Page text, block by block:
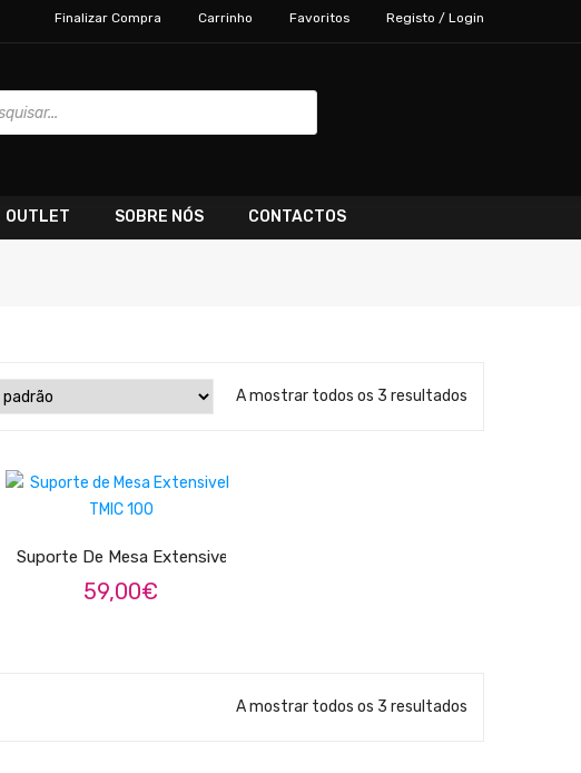
Finalizar Compra Carrinho Favoritos Registo / Login
OUTLET SOBRE NÓS CONTACTOS
A mostrar todos os 3 resultados
Suporte De Mesa Extensivel TMIC 100
59,00€
A mostrar todos os 3 resultados